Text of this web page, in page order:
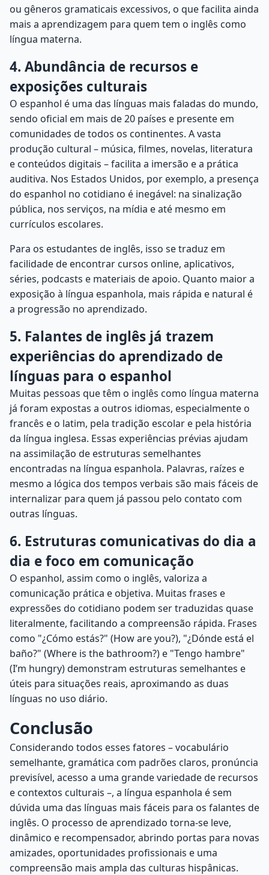
ou gêneros gramaticais excessivos, o que facilita ainda
mais a aprendizagem para quem tem o inglês como
língua materna.
4. Abundância de recursos e
exposições culturais
O espanhol é uma das línguas mais faladas do mundo,
sendo oficial em mais de 20 países e presente em
comunidades de todos os continentes. A vasta
produção cultural – música, filmes, novelas, literatura
e conteúdos digitais – facilita a imersão e a prática
auditiva. Nos Estados Unidos, por exemplo, a presença
do espanhol no cotidiano é inegável: na sinalização
pública, nos serviços, na mídia e até mesmo em
currículos escolares.
Para os estudantes de inglês, isso se traduz em
facilidade de encontrar cursos online, aplicativos,
séries, podcasts e materiais de apoio. Quanto maior a
exposição à língua espanhola, mais rápida e natural é
a progressão no aprendizado.
5. Falantes de inglês já trazem
experiências do aprendizado de
línguas para o espanhol
Muitas pessoas que têm o inglês como língua materna
já foram expostas a outros idiomas, especialmente o
francês e o latim, pela tradição escolar e pela história
da língua inglesa. Essas experiências prévias ajudam
na assimilação de estruturas semelhantes
encontradas na língua espanhola. Palavras, raízes e
mesmo a lógica dos tempos verbais são mais fáceis de
internalizar para quem já passou pelo contato com
outras línguas.
6. Estruturas comunicativas do dia a
dia e foco em comunicação
O espanhol, assim como o inglês, valoriza a
comunicação prática e objetiva. Muitas frases e
expressões do cotidiano podem ser traduzidas quase
literalmente, facilitando a compreensão rápida. Frases
como "¿Cómo estás?" (How are you?), "¿Dónde está el
baño?" (Where is the bathroom?) e "Tengo hambre"
(I’m hungry) demonstram estruturas semelhantes e
úteis para situações reais, aproximando as duas
línguas no uso diário.
Conclusão
Considerando todos esses fatores – vocabulário
semelhante, gramática com padrões claros, pronúncia
previsível, acesso a uma grande variedade de recursos
e contextos culturais –, a língua espanhola é sem
dúvida uma das línguas mais fáceis para os falantes de
inglês. O processo de aprendizado torna-se leve,
dinâmico e recompensador, abrindo portas para novas
amizades, oportunidades profissionais e uma
compreensão mais ampla das culturas hispânicas.